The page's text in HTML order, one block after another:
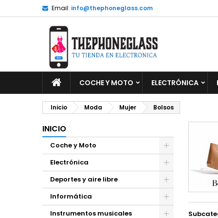
Email: info@thephoneglass.com
INICIOCOCHE Y MOTO ELECTRÓNICA
Inicio Moda Mujer Bolsos
INICIO
Coche y Moto
Electrónica
Deportes y aire libre
Informática
Instrumentos musicales